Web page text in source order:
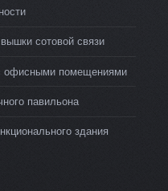
сотовой связи
офисными помещениями
павильона
здания